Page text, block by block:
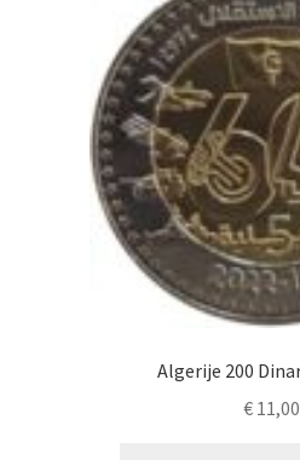
Algerije 200
€11,00